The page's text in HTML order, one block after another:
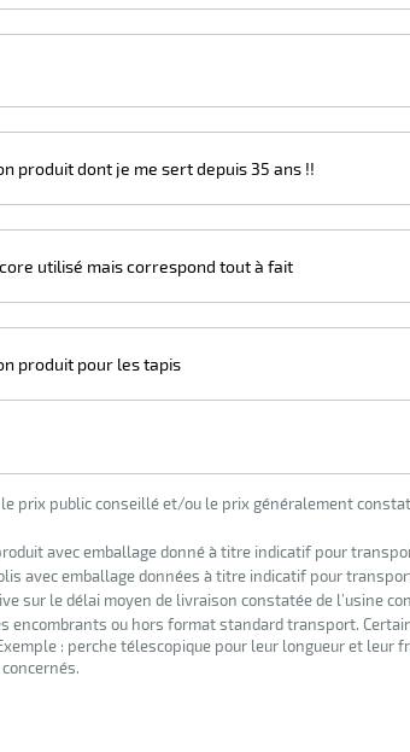
produit dont je me sert depuis 35 ans !!
utilisé mais correspond tout à fait
produit pour les tapis
prix public conseillé et/ou le prix généralement
avec emballage donné à titre indicatif pour
avec emballage données à titre indicatif pour
sur le délai moyen de livraison constatée de l’usine
encombrants ou hors format standard transport.
: perche télescopique pour leur longueur et